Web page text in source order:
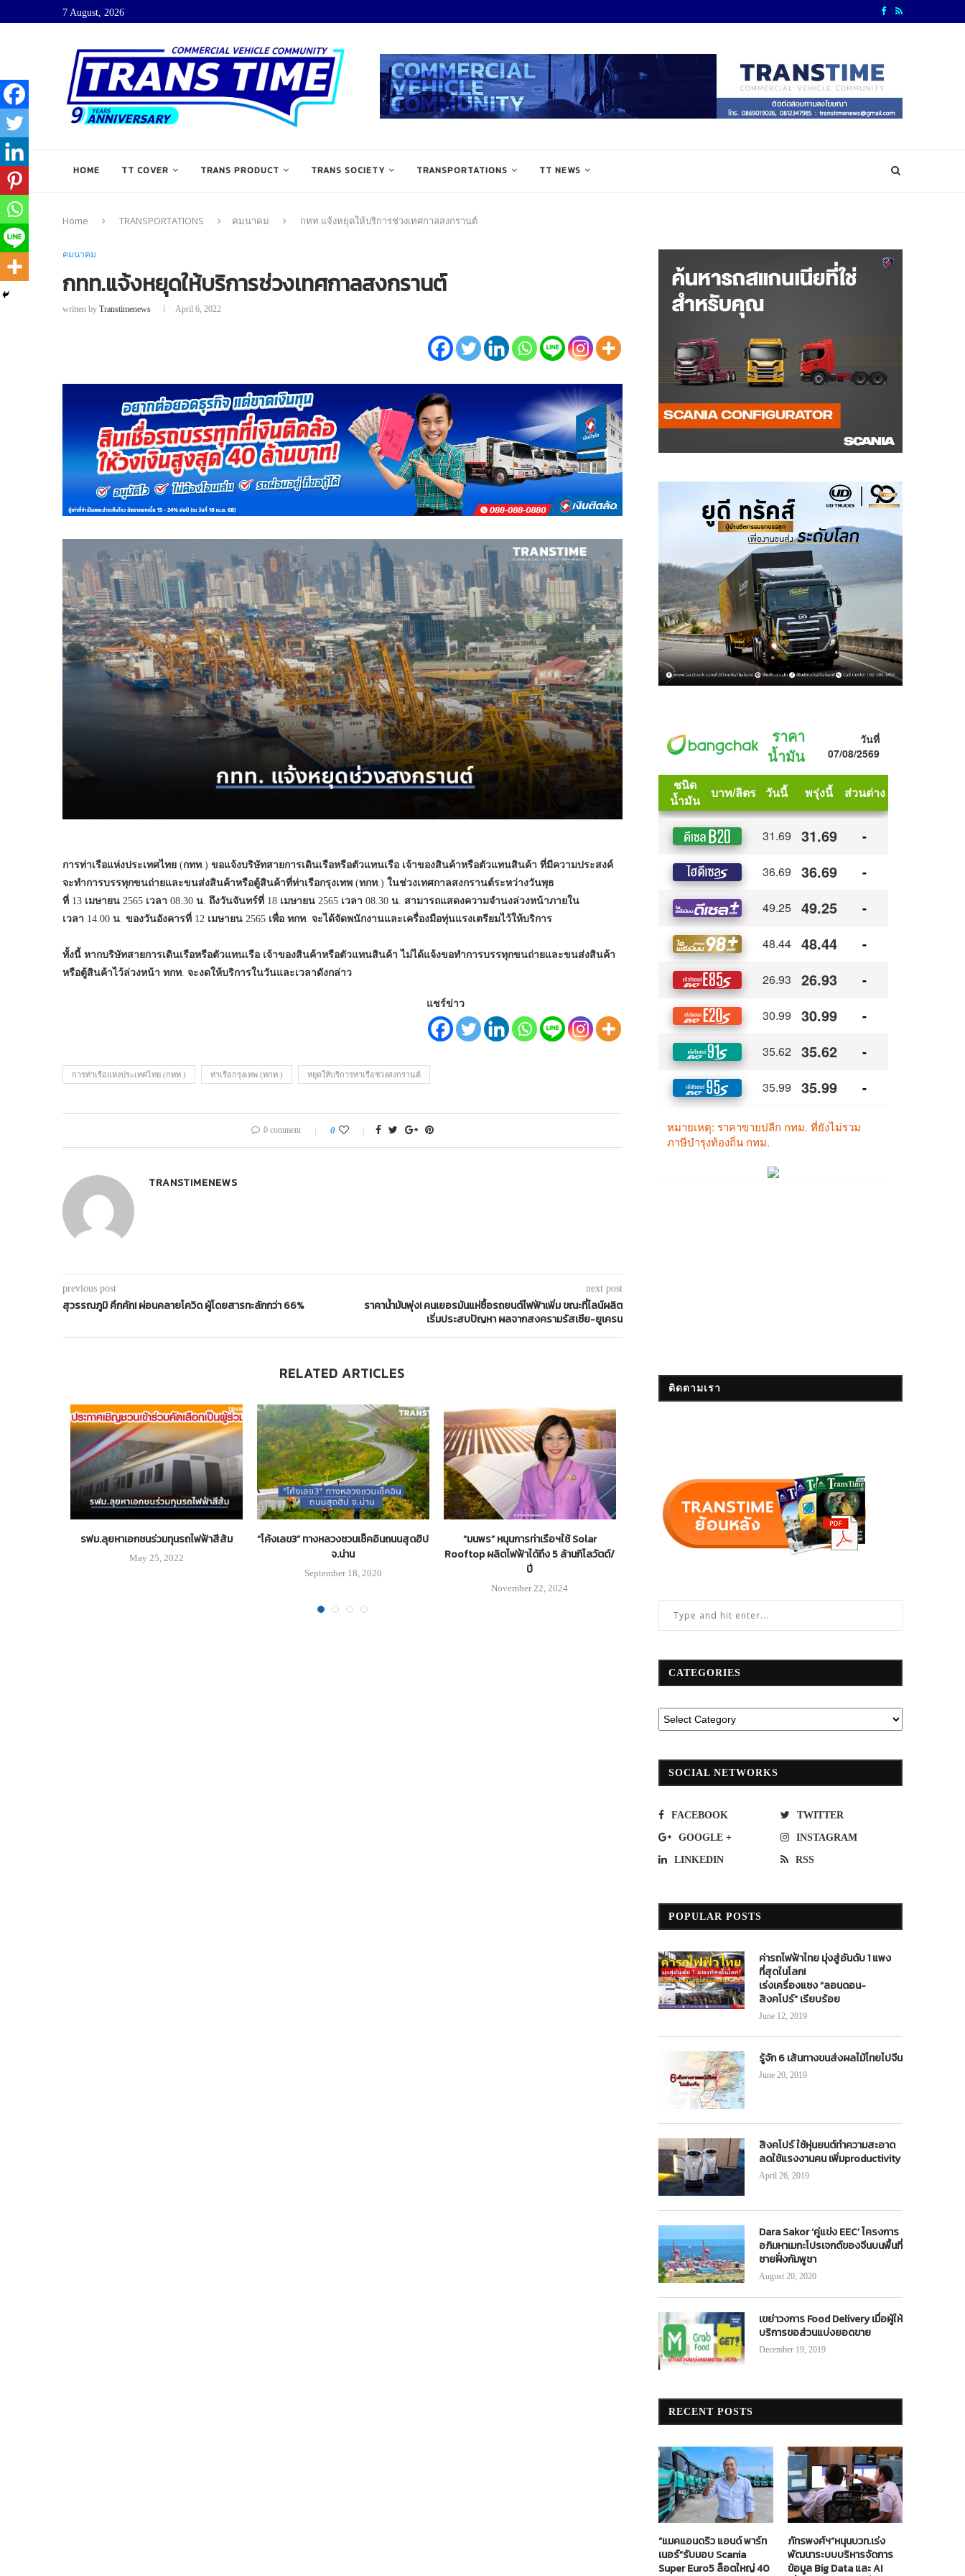
7 August, 2026
HOME TT COVER TRANS PRODUCT TRANS SOCIETY TRANSPORTATIONS TT NEWS
Home TRANSPORTATIONS คมนาคม กทท.แจ้งหยุดให้บริการช่วงเทศกาลสงกรานต์
คมนาคม
กทท.แจ้งหยุดให้บริการช่วงเทศกาลสงกรานต์
written by Transtimenews April 6, 2022
การท่าเรือแห่งประเทศไทย (กทท.) ขอแจ้งบริษัทสายการเดินเรือหรือตัวแทนเรือ เจ้าของสินค้าหรือตัวแทนสินค้า ที่มีความประสงค์
จะทำการบรรทุกขนถ่ายและขนส่งสินค้าหรือตู้สินค้าที่ท่าเรือกรุงเทพ (ทกท.) ในช่วงเทศกาลสงกรานต์ระหว่างวันพุธ
ที่ 13 เมษายน 2565 เวลา 08.30 น. ถึงวันจันทร์ที่ 18 เมษายน 2565 เวลา 08.30 น. สามารถแสดงความจำนงล่วงหน้าภายใน
เวลา 14.00 น. ของวันอังคารที่ 12 เมษายน 2565 เพื่อ ทกท. จะได้จัดพนักงานและเครื่องมือทุ่นแรงเตรียมไว้ให้บริการ
ทั้งนี้ หากบริษัทสายการเดินเรือหรือตัวแทนเรือ เจ้าของสินค้าหรือตัวแทนสินค้า ไม่ได้แจ้งขอทำการบรรทุกขนถ่ายและขนส่งสินค้า
หรือตู้สินค้าไว้ล่วงหน้า ทกท. จะงดให้บริการในวันและเวลาดังกล่าว
แชร์ข่าว
การท่าเรือแห่งประเทศไทย (กทท.) ท่าเรือกรุงเทพ (ทกท.) หยุดให้บริการท่าเรือช่วงสงกรานต์
0 comment 0
TRANSTIMENEWS
previous post
สุวรรณภูมิ​ คึกคัก! ผ่อนคลายโควิด​ ผู้โดยสารทะลัก​กว่า​ 66%
next post
ราคาน้ำมันพุ่ง! คนเยอรมันแห่ซื้อรถยนต์ไฟฟ้าเพิ่ม ขณะที่ไลน์ผลิต
เริ่มประสบปัญหา ผลจากสงครามรัสเซีย-ยูเครน
RELATED ARTICLES
รฟม.ลุยหาเอกชนร่วมทุนรถไฟฟ้าสีส้ม
May 25, 2022
“โค้งเลข3” ทางหลวงชวนเช็คอินถนนสุดฮิป
จ.น่าน
September 18, 2020
“มนพร” หนุนการท่าเรือฯใช้ Solar
Rooftop ผลิตไฟฟ้าได้ถึง 5 ล้านกิโลวัตต์/
ปี
November 22, 2024
ประชุมเตรียมเปิดรถไฟฟ้าสายสีเหลืองและ
วิ่งทางด่วนฟรี! 3 สายทาง 3 วัน เช็
ติดตามเรา
CATEGORIES
SOCIAL NETWORKS
FACEBOOK TWITTER
GOOGLE + INSTAGRAM
LINKEDIN RSS
POPULAR POSTS
ค่ารถไฟฟ้าไทย มุ่งสู่อันดับ 1 แพง
ที่สุดในโลก!
เร่งเครื่องแซง “ลอนดอน-
สิงคโปร์” เรียบร้อย
June 12, 2019
รู้จัก 6 เส้นทางขนส่งผลไม้ไทยไปจีน
June 20, 2019
สิงคโปร์ ใช้หุ่นยนต์ทำความสะอาด
ลดใช้แรงงานคน เพิ่มproductivity
April 26, 2019
Dara Sakor ‘คู่แข่ง EEC’ โครงการ
อภิมหาเมกะโปรเจกต์ของจีนบนพื้นที่
ชายฝั่งกัมพูชา
August 20, 2020
เขย่าวงการ Food Delivery เมื่อผู้ให้
บริการขอส่วนแบ่งยอดขาย
December 19, 2019
RECENT POSTS
“แมคแอนดริว แอนด์ พาร์ท
เนอร์”รับมอบ Scania
Super Euro5 ล็อตใหญ่ 40
ภัทรพงศ์ฯ”หนุนบวท.เร่ง
พัฒนาระบบบริหารจัดการ
ข้อมูล Big Data และ AI